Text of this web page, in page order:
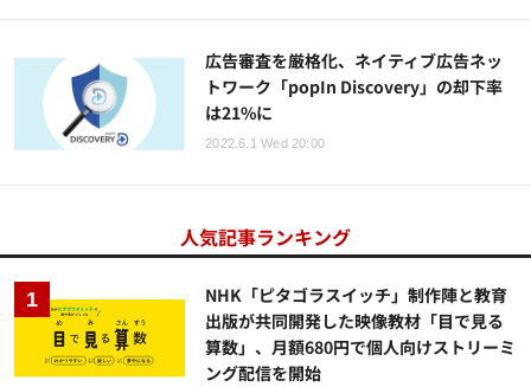
広告審査を厳格化、ネイティブ広告ネッ
トワーク「popIn Discovery」の却下率
は21%に
2022.6.1 Wed 20:00
人気記事ランキング
NHK「ピタゴラスイッチ」制作陣と教育
出版が共同開発した映像教材「目で見る
算数」、月額680円で個人向けストリーミ
ング配信を開始